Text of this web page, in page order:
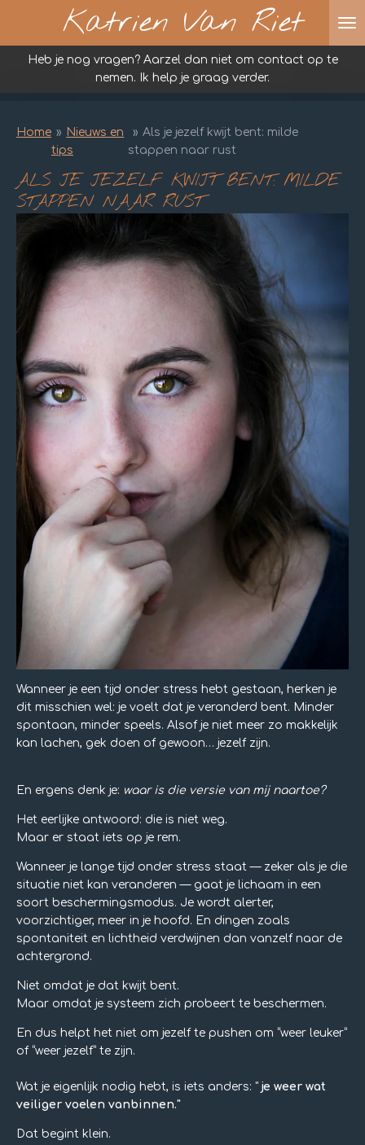
naar
Katrien Van Riet
Heb je nog vragen? Aarzel dan niet om contact op te
nemen. Ik help je graag verder.
Home » Nieuws en
tips
» Als je jezelf kwijt bent: milde
stappen naar rust
ALS JE JEZELF KWIJT BENT: MILDE
STAPPEN NAAR RUST
Wanneer je een tijd onder stress hebt gestaan, herken je
dit misschien wel: je voelt dat je veranderd bent. Minder
spontaan, minder speels. Alsof je niet meer zo makkelijk
kan lachen, gek doen of gewoon… jezelf zijn.
En ergens denk je: waar is die versie van mij naartoe?
Het eerlijke antwoord: die is niet weg.
Maar er staat iets op je rem.
Wanneer je lange tijd onder stress staat — zeker als je die
situatie niet kan veranderen — gaat je lichaam in een
soort beschermingsmodus. Je wordt alerter,
voorzichtiger, meer in je hoofd. En dingen zoals
spontaniteit en lichtheid verdwijnen dan vanzelf naar de
achtergrond.
Niet omdat je dat kwijt bent.
Maar omdat je systeem zich probeert te beschermen.
En dus helpt het niet om jezelf te pushen om “weer leuker”
of “weer jezelf” te zijn.
Wat je eigenlijk nodig hebt, is iets anders: " je weer wat
veiliger voelen vanbinnen."
Dat begint klein.